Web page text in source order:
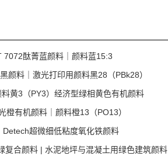
7072酞菁蓝颜料｜颜料蓝15:3
颜料｜激光打印用颜料黑28（PBk28）
黄3（PY3）经济型绿相黄色有机颜料
有机颜料｜颜料橙13（PO13）
超微细低粘度氧化铁颜料
复合颜料 | 水泥地坪与混凝土用绿色建筑颜料